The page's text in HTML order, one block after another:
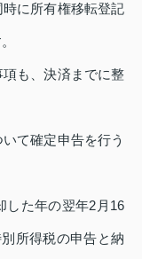
に所有権移転登記
も、決済までに整
て確定申告を行う
した年の翌年2月16
所得税の申告と納